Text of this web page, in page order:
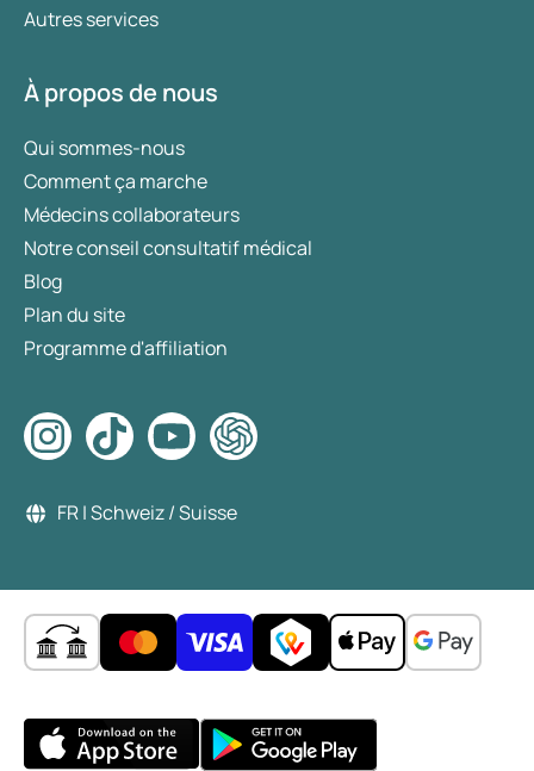
Autres services
À propos de nous
Qui sommes-nous
Comment ça marche
Médecins collaborateurs
Notre conseil consultatif médical
Blog
Plan du site
Programme d'affiliation
FR | Schweiz / Suisse